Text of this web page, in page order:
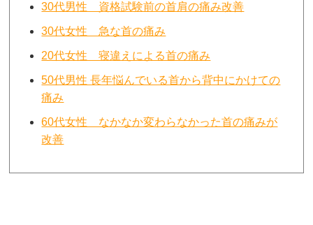
30代男性 資格試験前の首肩の痛み改善
30代女性 急な首の痛み
20代女性 寝違えによる首の痛み
50代男性 長年悩んでいる首から背中にかけての
痛み
60代女性 なかなか変わらなかった首の痛みが
改善